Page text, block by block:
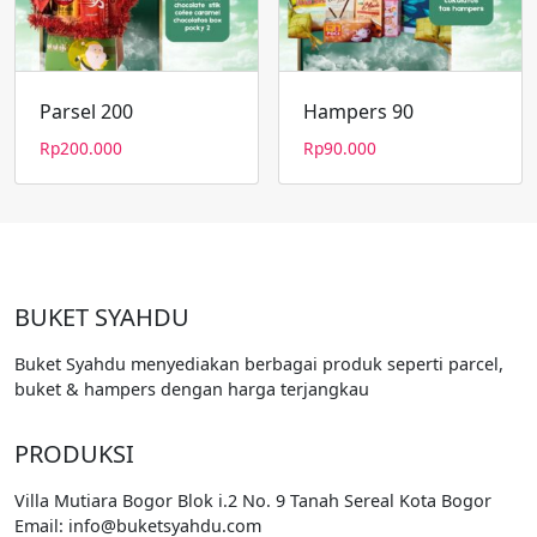
Parsel 200
Rp200.000
Hampers 90
Rp90.000
BUKET SYAHDU
Buket Syahdu menyediakan berbagai produk seperti parcel,
buket & hampers dengan harga terjangkau
PRODUKSI
Villa Mutiara Bogor Blok i.2 No. 9 Tanah Sereal Kota Bogor
Email: info@buketsyahdu.com